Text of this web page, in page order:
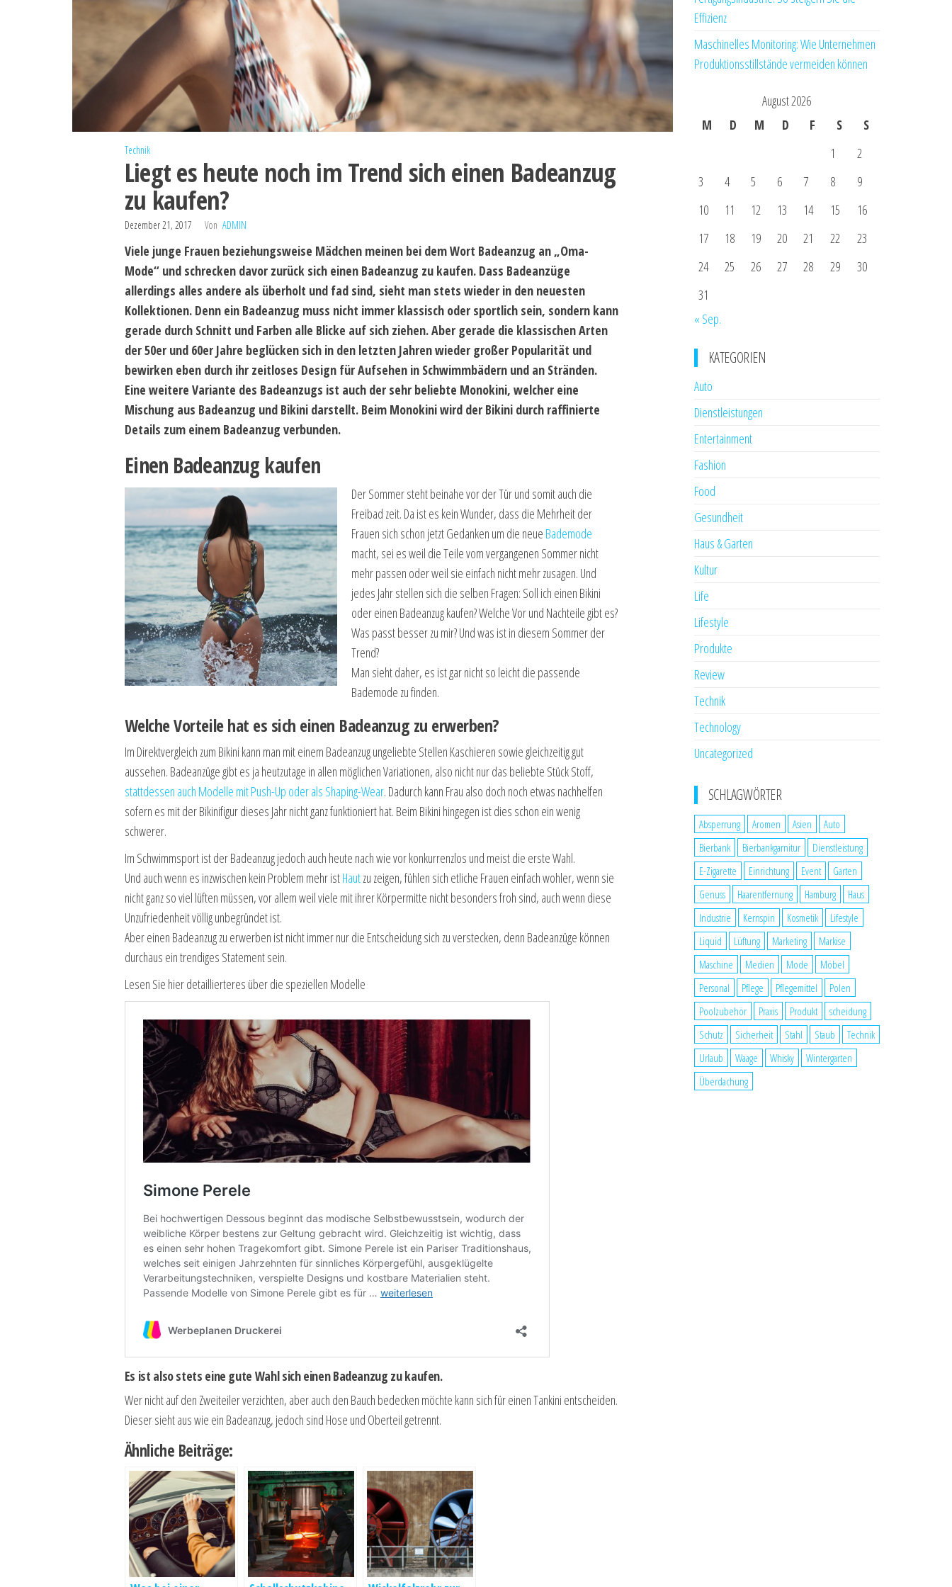
Technik
Liegt es heute noch im Trend sich einen Badeanzug
zu kaufen?
Dezember 21, 2017 Von ADMIN
Viele junge Frauen beziehungsweise Mädchen meinen bei dem Wort Badeanzug an „Oma-
Mode“ und schrecken davor zurück sich einen Badeanzug zu kaufen. Dass Badeanzüge
allerdings alles andere als überholt und fad sind, sieht man stets wieder in den neuesten
Kollektionen. Denn ein Badeanzug muss nicht immer klassisch oder sportlich sein, sondern kann
gerade durch Schnitt und Farben alle Blicke auf sich ziehen. Aber gerade die klassischen Arten
der 50er und 60er Jahre beglücken sich in den letzten Jahren wieder großer Popularität und
bewirken eben durch ihr zeitloses Design für Aufsehen in Schwimmbädern und an Stränden.
Eine weitere Variante des Badeanzugs ist auch der sehr beliebte Monokini, welcher eine
Mischung aus Badeanzug und Bikini darstellt. Beim Monokini wird der Bikini durch raffinierte
Details zum einem Badeanzug verbunden.
Einen Badeanzug kaufen
Der Sommer steht beinahe vor der Tür und somit auch die
Freibad zeit. Da ist es kein Wunder, dass die Mehrheit der
Frauen sich schon jetzt Gedanken um die neue Bademode
macht, sei es weil die Teile vom vergangenen Sommer nicht
mehr passen oder weil sie einfach nicht mehr zusagen. Und
jedes Jahr stellen sich die selben Fragen: Soll ich einen Bikini
oder einen Badeanzug kaufen? Welche Vor und Nachteile gibt es?
Was passt besser zu mir? Und was ist in diesem Sommer der
Trend?
Man sieht daher, es ist gar nicht so leicht die passende
Bademode zu finden.
Welche Vorteile hat es sich einen Badeanzug zu erwerben?
Im Direktvergleich zum Bikini kann man mit einem Badeanzug ungeliebte Stellen Kaschieren sowie gleichzeitig gut
aussehen. Badeanzüge gibt es ja heutzutage in allen möglichen Variationen, also nicht nur das beliebte Stück Stoff,
stattdessen auch Modelle mit Push-Up oder als Shaping-Wear. Dadurch kann Frau also doch noch etwas nachhelfen
sofern es mit der Bikinifigur dieses Jahr nicht ganz funktioniert hat. Beim Bikini hingegen ist dies schon ein wenig
schwerer.
Im Schwimmsport ist der Badeanzug jedoch auch heute nach wie vor konkurrenzlos und meist die erste Wahl.
Und auch wenn es inzwischen kein Problem mehr istHautzu zeigen, fühlen sich etliche Frauen einfach wohler, wenn sie
nicht ganz so viel lüften müssen, vor allem weil viele mit ihrer Körpermitte nicht besonders froh sind, auch wenn diese
Unzufriedenheit völlig unbegründet ist.
Aber einen Badeanzug zu erwerben ist nicht immer nur die Entscheidung sich zu verstecken, denn Badeanzüge können
durchaus ein trendiges Statement sein.
Lesen Sie hier detaillierteres über die speziellen Modelle
Es ist also stets eine gute Wahl sich einen Badeanzug zu kaufen.
Wer nicht auf den Zweiteiler verzichten, aber auch den Bauch bedecken möchte kann sich für einen Tankini entscheiden.
Dieser sieht aus wie ein Badeanzug, jedoch sind Hose und Oberteil getrennt.
Ähnliche Beiträge:
Effizienz
Maschinelles Monitoring: Wie Unternehmen
Produktionsstillstände vermeiden können
August 2026
M
D M D F S
S
1
2
3
4 5 6 7 8
9
10
11 12 13 14 15
16
17
18 19 20 21 22
23
24
25 26 27 28 29
30
31
« Sep.
KATEGORIEN
Auto
Dienstleistungen
Entertainment
Fashion
Food
Gesundheit
Haus & Garten
Kultur
Life
Lifestyle
Produkte
Review
Technik
Technology
Uncategorized
SCHLAGWÖRTER
Absperrung Aromen Asien
Auto
Bierbank
Bierbankgarnitur
Dienstleistung
E-Zigarette
Einrichtung Event
Garten
Genuss
Haarentfernung Hamburg
Haus
Industrie
Kernspin Kosmetik
Lifestyle
Liquid
Lüftung Marketing
Markise
Maschine
Medien Mode
Möbel
Personal
Pflege Pflegemittel
Polen
Poolzubehör
Praxis Produkt
scheidung
Schutz
Sicherheit Stahl Staub
Technik
Urlaub
Waage Whisky
Wintergarten
Überdachung